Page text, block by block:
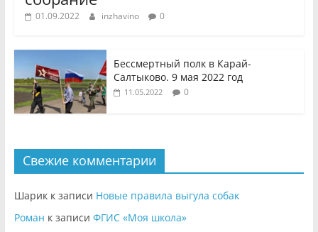
01.09.2022 inzhavino 0
Бессмертный полк в Карай-
Салтыково. 9 мая 2022 год
11.05.2022 0
Свежие комментарии
Шарикк записи Новые правила выгула собак
Роман к записи ФГИС «Моя школа»